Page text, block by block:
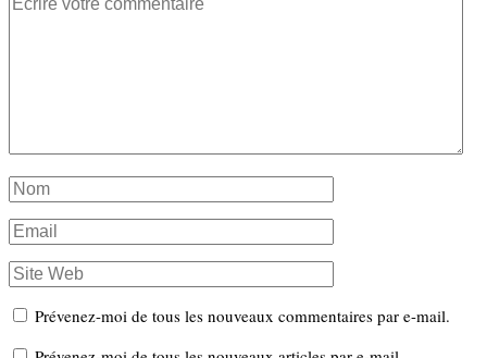
Prévenez-moi de tous les nouveaux commentaires par e-mail.